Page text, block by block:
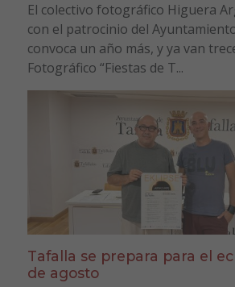
El colectivo fotográfico Higuera
con el patrocinio del
convoca un año más, y ya van
Fotográfico “Fiestas de T...
Tafalla se prepara para el
de agosto